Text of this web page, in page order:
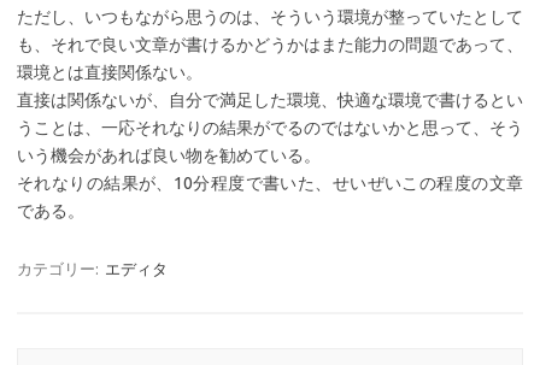
ただし、いつもながら思うのは、そういう環境が整っていたとして
も、それで良い文章が書けるかどうかはまた能力の問題であって、
環境とは直接関係ない。
直接は関係ないが、自分で満足した環境、快適な環境で書けるとい
うことは、一応それなりの結果がでるのではないかと思って、そう
いう機会があれば良い物を勧めている。
それなりの結果が、10分程度で書いた、せいぜいこの程度の文章
である。
カテゴリー: エディタ